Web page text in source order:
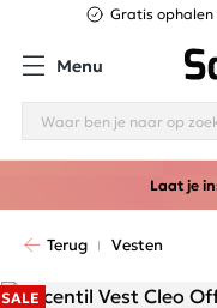
Gratis ophalen
Menu
Laat je
Terug Vesten
SALE